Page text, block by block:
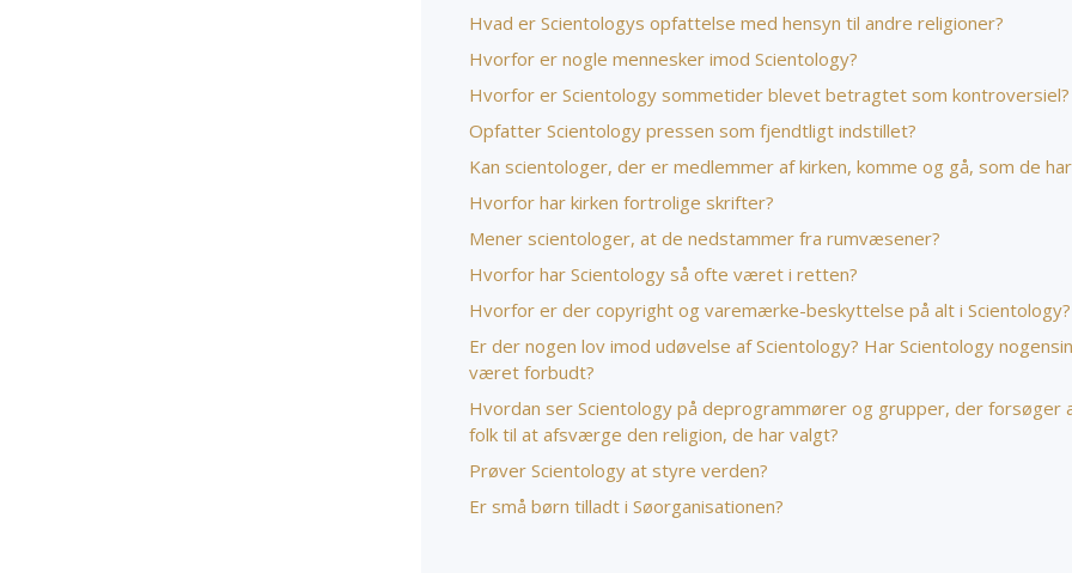
Hvad er Scientologys opfattelse med hensyn til andre religioner?
Hvorfor er nogle mennesker imod Scientology?
Hvorfor er Scientology sommetider blevet betragtet som kontroversiel?
Opfatter Scientology pressen som fjendtligt indstillet?
Kan scientologer, der er medlemmer af kirken, komme og gå, som de
Hvorfor har kirken fortrolige skrifter?
Mener scientologer, at de nedstammer fra rumvæsener?
Hvorfor har Scientology så ofte været i retten?
Hvorfor er der copyright og varemærke-beskyttelse på alt i Scientology?
Er der nogen lov imod udøvelse af Scientology? Har Scientology
været forbudt?
Hvordan ser Scientology på deprogrammører og grupper, der forsøger
folk til at afsværge den religion, de har valgt?
Prøver Scientology at styre verden?
Er små børn tilladt i Søorganisationen?